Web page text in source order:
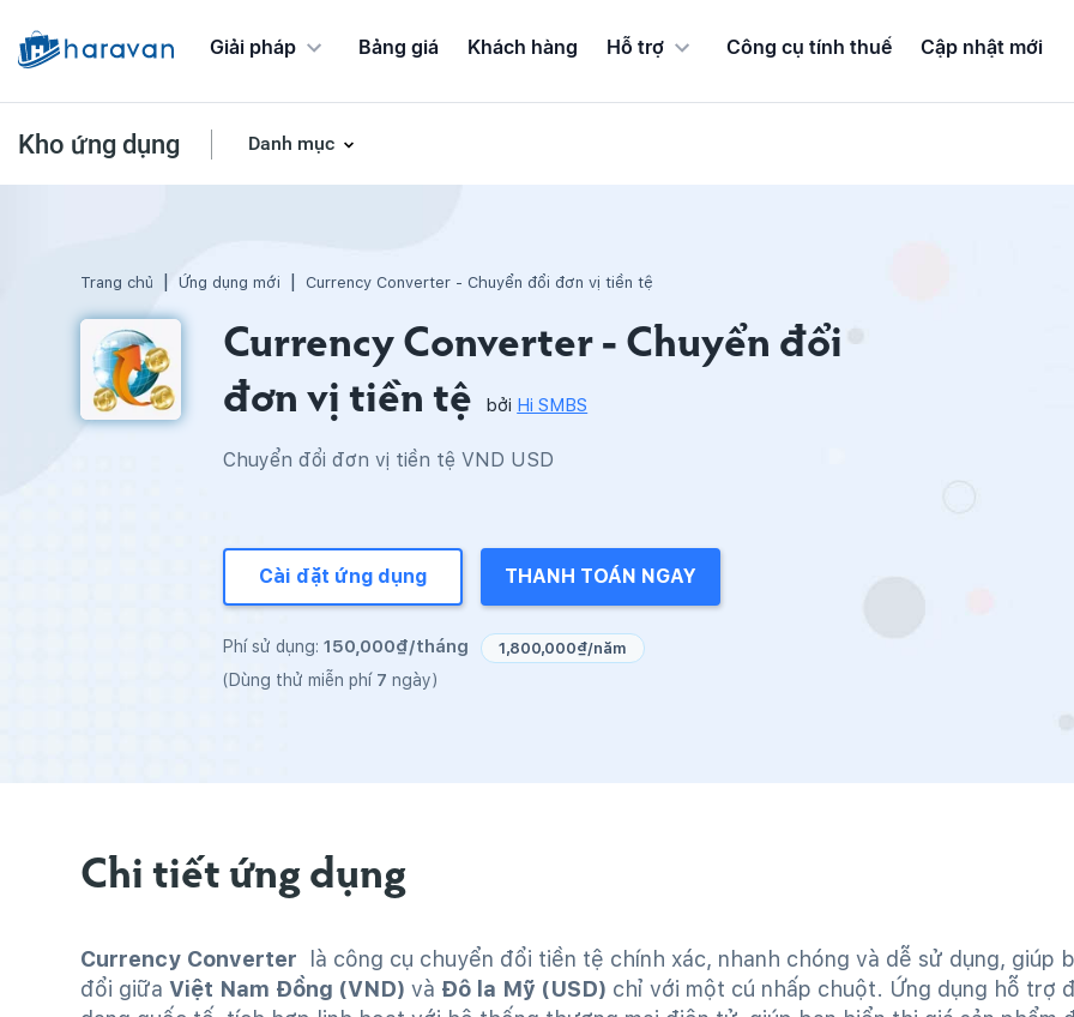
Giải pháp Bảng giá Khách hàng Hỗ trợ Công cụ tính thuế Cập nhật mới
Kho ứng dụng Danh mục
Trang chủ Ứng dụng mới Currency Converter - Chuyển đổi đơn vị tiền tệ
Currency Converter - Chuyển đổi
đơn vị tiền tệ
bởi Hi SMBS
Chuyển đổi đơn vị tiền tệ VND USD
Cài đặt ứng dụng THANH TOÁN NGAY
Phí sử dụng:150,000₫/tháng 1,800,000₫/năm
(Dùng thử miễn phí 7 ngày)
Chi tiết ứng dụng
Currency Converter
là công cụ chuyển đổi tiền tệ chính xác, nhanh chóng và dễ sử dụng, giúp
đổi giữaViệt Nam Đồng (VND) và Đô la Mỹ (USD) chỉ với một cú nhấp chuột. Ứng dụng hỗ trợ